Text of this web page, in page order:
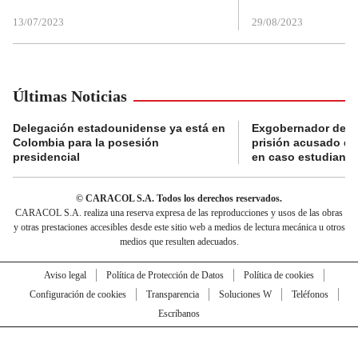
13/07/2023 29/08/2023
Últimas Noticias
Delegación estadounidense ya está en
Colombia para la posesión
presidencial
Exgobernador de
prisión acusado
en caso
© CARACOL S.A. Todos los derechos reservados.
CARACOL S.A. realiza una reserva expresa de las reproducciones y usos de las obras
y otras prestaciones accesibles desde este sitio web a medios de lectura mecánica u otros
medios que resulten adecuados.
Aviso legal Política de Protección de Datos
Política de cookies
Configuración de cookies
Transparencia Soluciones W
Teléfonos
Escríbanos